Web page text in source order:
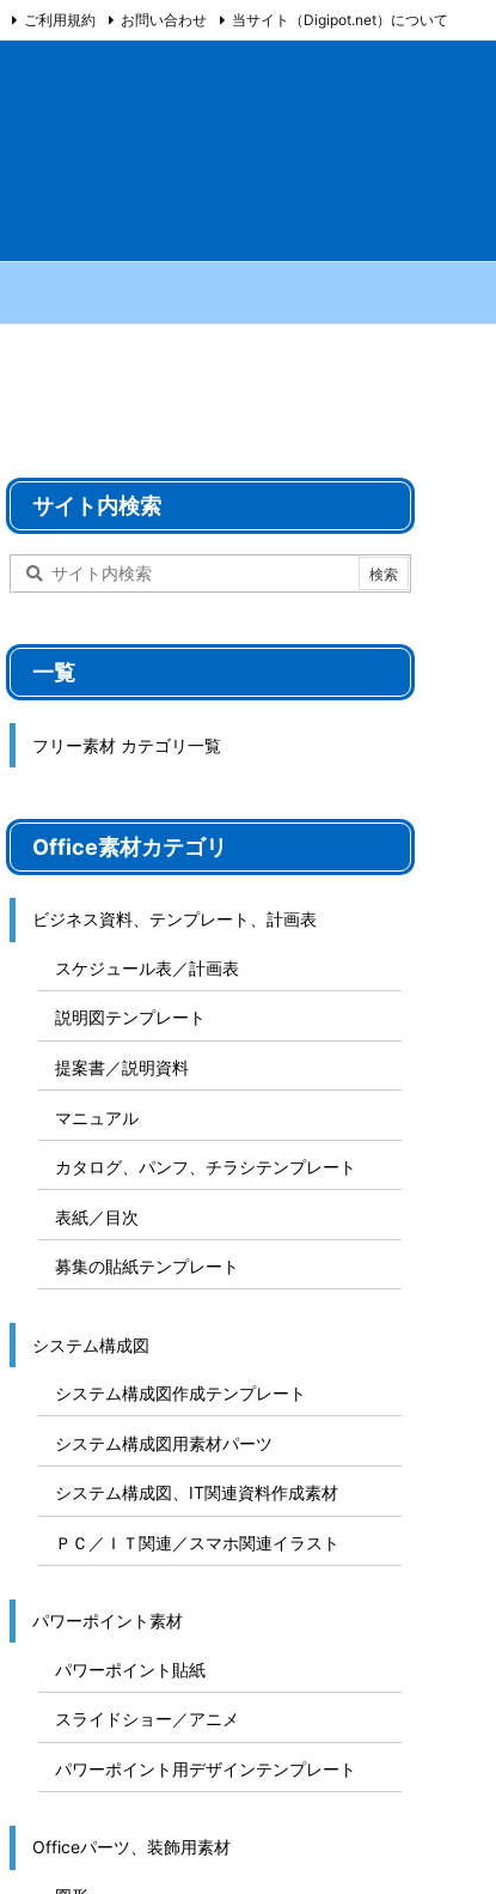
ご利用規約 お問い合わせ 当サイト（Digipot.net）について
サイト内検索
一覧
フリー素材 カテゴリ一覧
Office素材カテゴリ
ビジネス資料、テンプレート、計画表
スケジュール表／計画表
説明図テンプレート
提案書／説明資料
マニュアル
カタログ、パンフ、チラシテンプレート
表紙／目次
募集の貼紙テンプレート
システム構成図
システム構成図作成テンプレート
システム構成図用素材パーツ
システム構成図、IT関連資料作成素材
ＰＣ／ＩＴ関連／スマホ関連イラスト
パワーポイント素材
パワーポイント貼紙
スライドショー／アニメ
パワーポイント用デザインテンプレート
Officeパーツ、装飾用素材